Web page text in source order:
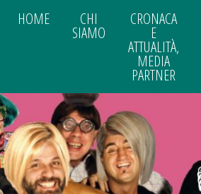
HOME CHI
SIAMO
CRONACA
E
ATTUALITÀ,
MEDIA
PARTNER